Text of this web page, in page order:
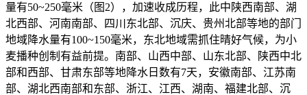
量有50~250毫米（图2），加速收成历程，此中陕西南部、湖
北西部、河南南部、四川东北部、沉庆、贵州北部等地的部门
地域降水量有100~150毫米，东北地域需抓住晴好气候，为小
麦播种创制有益前提。南部、山西中部、山东北部、陕西中北
部和西部、甘肃东部等地降水日数有7天，安徽南部、江苏南
部、湖北西南部和东部、浙江、江西、湖南、福建北部、沉